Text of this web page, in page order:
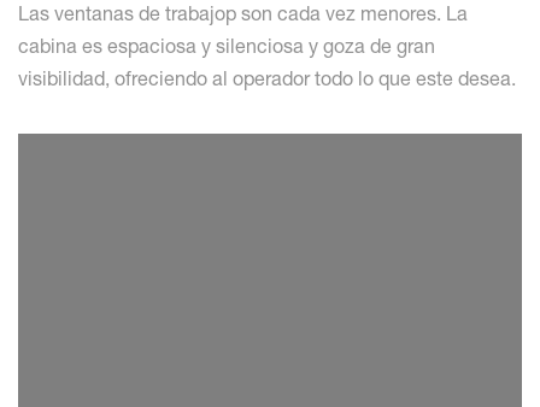
Las ventanas de trabajop son cada vez menores. La
cabina es espaciosa y silenciosa y goza de gran
visibilidad, ofreciendo al operador todo lo que este desea.